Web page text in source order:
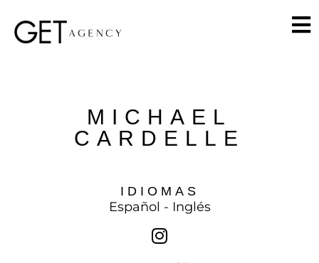
MICHAEL
CARDELLE
IDIOMAS
Español - Inglés